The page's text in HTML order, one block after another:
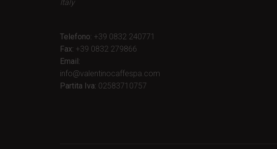
Italy
Telefono: +39 0832 240771
Fax: +39 0832 279866
Email:
info@valentinocaffespa.com
Partita Iva: 02583710757